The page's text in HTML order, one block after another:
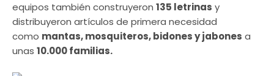
equipos también construyeron 135 letrinas y
distribuyeron artículos de primera necesidad
como mantas, mosquiteros, bidones y jabones a
unas 10.000 familias.